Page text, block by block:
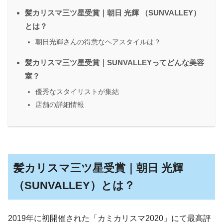
髪カリスマ三ツ星受賞｜朝日 光輝 （SUNVALLEY）
とは？
朝日光輝さんの得意なヘアスタイルは？
髪カリスマ三ツ星受賞｜SUNVALLEYってどんな美容
室？
優秀なスタイリストが集結
店舗の詳細情報
髪カリスマ三ツ星受賞｜朝日 光輝
（SUNVALLEY）とは？
2019年に初開催された「カミカリスマ2020」にて最高評